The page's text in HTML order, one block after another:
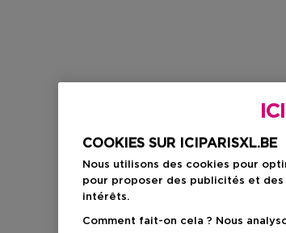
COOKIES SUR ICIPARISXL.BE
Nous utilisons des cookies pour
pour proposer des publicités et
intérêts.
Comment fait-on cela ? Nous